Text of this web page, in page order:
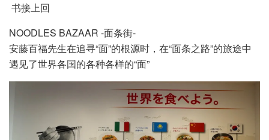
书接上回
NOODLES BAZAAR -面条街-
安藤百福先生在追寻“面”的根源时，在“面条之路”的旅途中
遇见了世界各国的各种各样的“面”